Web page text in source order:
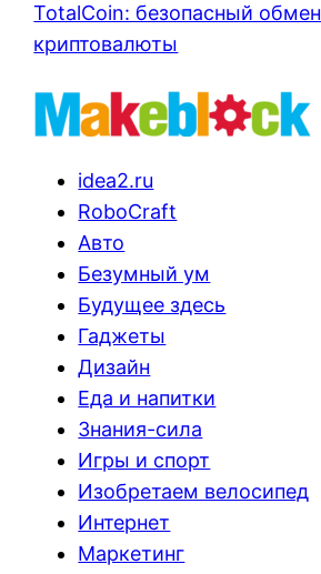
TotalCoin: безопасный обмен
криптовалюты
idea2.ru
RoboCraft
Авто
Безумный ум
Будущее здесь
Гаджеты
Дизайн
Еда и напитки
Знания-сила
Игры и спорт
Изобретаем велосипед
Интернет
Маркетинг